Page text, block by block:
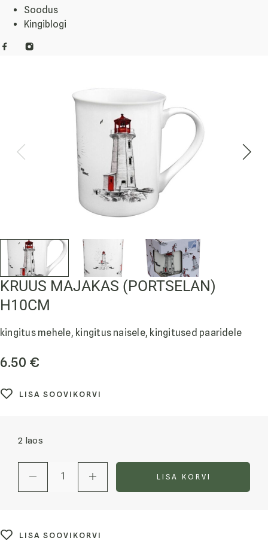
Soodus
Kingiblogi
KRUUS MAJAKAS (PORTSELAN)
H10CM
kingitus mehele, kingitus naisele, kingitused paaridele
6.50 €
LISA SOOVIKORVI
2 laos
LISA KORVI
LISA SOOVIKORVI